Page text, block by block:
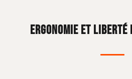
ERGONOMIE ET